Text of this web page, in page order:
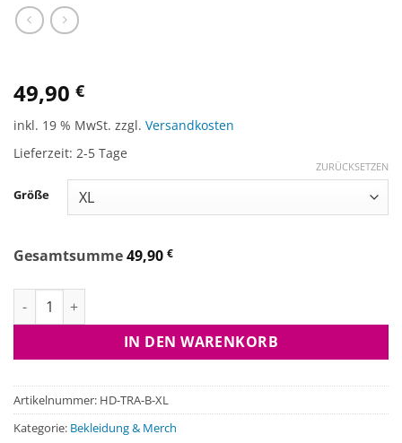
49,90 €
inkl. 19 % MwSt. zzgl. Versandkosten
Lieferzeit: 2-5 Tage
Größe
ZURÜCKSETZEN
Gesamtsumme49,90 €
Hoodie Trapper Black Menge
IN DEN WARENKORB
Artikelnummer: HD-TRA-B-XL
Kategorie: Bekleidung & Merch